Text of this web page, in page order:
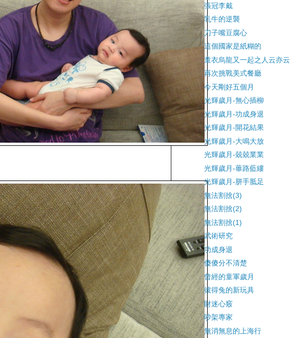
張冠李戴
乳牛的逆襲
刀子嘴豆腐心
這個國家是紙糊的
童衣烏龍又一起之人云亦云
再次挑戰美式餐廳
今天剛好五個月
光輝歲月-無心插柳
光輝歲月-功成身退
光輝歲月-開花結果
光輝歲月-大鳴大放
光輝歲月-兢兢業業
光輝歲月-蓽路藍縷
光輝歲月-胼手胝足
無法割捨(3)
無法割捨(2)
無法割捨(1)
武術研究
功成身退
傻傻分不清楚
曾經的童軍歲月
彼得兔的新玩具
財迷心竅
吵架專家
無消無息的上海行